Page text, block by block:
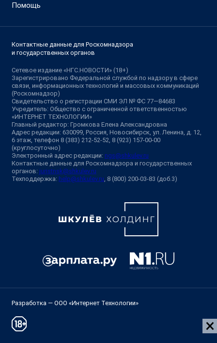
Помощь
Контактные данные для Роскомнадзора
и государственных органов
Сетевое издание «НГС.НОВОСТИ» (18+)
Зарегистрировано Федеральной службой по надзору в сфере
связи, информационных технологий и массовых коммуникаций
(Роскомнадзор)
Свидетельство о регистрации СМИ ЭЛ № ФС 77—84683
Учредитель: Общество с ограниченной ответственностью
«ИНТЕРНЕТ ТЕХНОЛОГИИ»
Главный редактор: Громкова Елена Александровна
Адрес редакции: 630099, Россия, Новосибирск, ул. Ленина, д. 12,
6 этаж, телефон 8 (383) 212-52-52, 8 (923) 157-00-00
(круглосуточно)
Электронный адрес редакции: ngs@shkulev.ru
Контактные данные для Роскомнадзора и государственных
органов: juristnsk@shkulev.ru
Техподдержка: help@shkulev.ru , 8 (800) 200-03-83 (доб.3)
Разработка — ООО «Интернет Технологии»